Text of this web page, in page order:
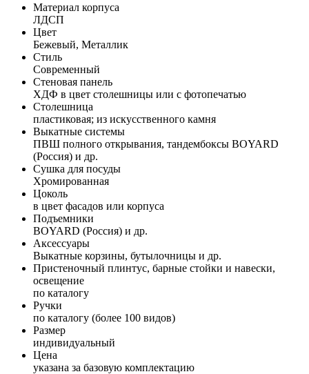
Материал корпуса
ЛДСП
Цвет
Бежевый, Металлик
Стиль
Современный
Стеновая панель
ХДФ в цвет столешницы или с фотопечатью
Столешница
пластиковая; из искусственного камня
Выкатные системы
ПВШ полного открывания, тандембоксы BOYARD
(Россия) и др.
Сушка для посуды
Хромированная
Цоколь
в цвет фасадов или корпуса
Подъемники
BOYARD (Россия) и др.
Аксессуары
Выкатные корзины, бутылочницы и др.
Пристеночный плинтус, барные стойки и навески,
освещение
по каталогу
Ручки
по каталогу (более 100 видов)
Размер
индивидуальный
Цена
указана за базовую комплектацию